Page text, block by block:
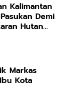
Kalimantan
Demi
Hutan
Markas
Kota